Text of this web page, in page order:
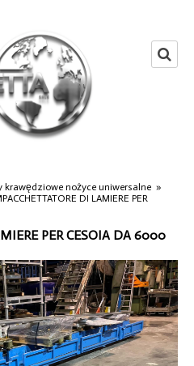
krawędziowe nożyce uniwersalne »
DI LAMIERE PER
PER CESOIA DA 6000